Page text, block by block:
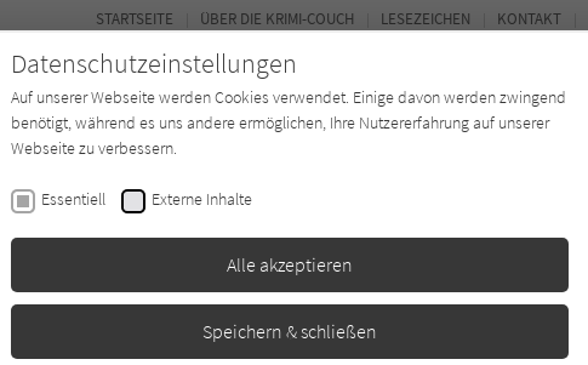
Zeit Buchtyp Autor*in Magazin
STARTSEITE ÜBER DIE KRIMI-COUCH LESEZEICHEN KONTAKT
Datenschutzeinstellungen
Auf unserer Webseite werden Cookies verwendet. Einige davon werden zwingend
benötigt, während es uns andere ermöglichen, Ihre Nutzererfahrung auf unserer
Webseite zu verbessern.
Essentiell Externe Inhalte
Alle akzeptieren
Speichern & schließen